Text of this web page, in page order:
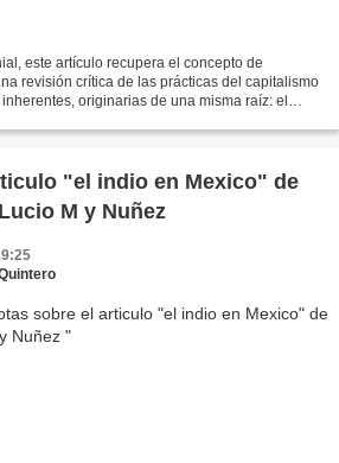
este artículo recupera el concepto de
revisión crítica de las prácticas del capitalismo
originarias de una misma raíz: el
"el indio en Mexico" de
M y Nuñez